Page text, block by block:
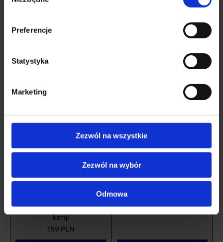
Preferencje
Statystyka
Marketing
Zezwól na wszystkie
Zezwól na wybór
Odmowa
Återvunnen löst sittande
t-shirt, svart – Vågen
stjärntecken – japansk
kanji
159 PLN
Återvunnen barn-T-shirt,
svart - Vattumannen
119PLN